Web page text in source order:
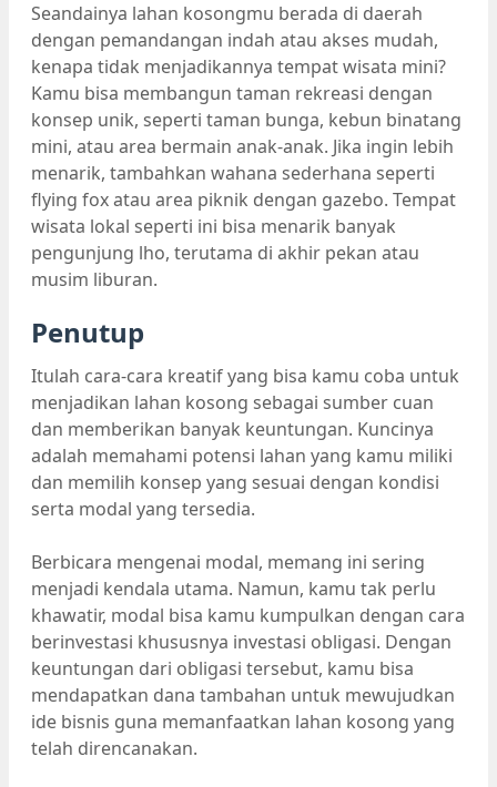
Seandainya lahan kosongmu berada di daerah
dengan pemandangan indah atau akses mudah,
kenapa tidak menjadikannya tempat wisata mini?
Kamu bisa membangun taman rekreasi dengan
konsep unik, seperti taman bunga, kebun binatang
mini, atau area bermain anak-anak. Jika ingin lebih
menarik, tambahkan wahana sederhana seperti
flying fox atau area piknik dengan gazebo. Tempat
wisata lokal seperti ini bisa menarik banyak
pengunjung lho, terutama di akhir pekan atau
musim liburan.
Penutup
Itulah cara-cara kreatif yang bisa kamu coba untuk
menjadikan lahan kosong sebagai sumber cuan
dan memberikan banyak keuntungan. Kuncinya
adalah memahami potensi lahan yang kamu miliki
dan memilih konsep yang sesuai dengan kondisi
serta modal yang tersedia.
Berbicara mengenai modal, memang ini sering
menjadi kendala utama. Namun, kamu tak perlu
khawatir, modal bisa kamu kumpulkan dengan cara
berinvestasi khususnya investasi obligasi. Dengan
keuntungan dari obligasi tersebut, kamu bisa
mendapatkan dana tambahan untuk mewujudkan
ide bisnis guna memanfaatkan lahan kosong yang
telah direncanakan.